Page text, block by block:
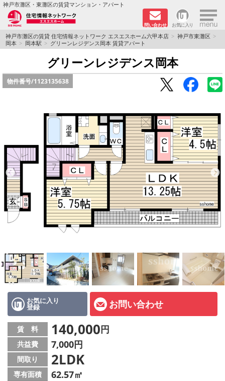
神戸市灘区・東灘区の賃貸マンション・アパート
問い合わせ お気に入り ×
TOPページ
学生さん向け物件
ペット飼育可物件
路線·駅から探す
地域から探す
地図から探す
店舗情報·アクセス
会社概要
メールでお問い合わせ
神戸市灘区の賃貸 住宅情報ネットワーク エスエスホーム六甲本店
神戸市東灘区
岡本
岡本駅 グリーンレジデンス岡本 賃貸アパート
グリーンレジデンス岡本
物件番号/1123135638
お気に入り
登録 お問い合わせ
賃 料 140,000円
共益費 7,000円
間取り 2LDK
専有面積 62.57㎡